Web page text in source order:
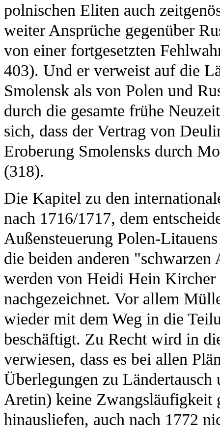
polnischen Eliten auch
weiter Ansprüche gegenüber
von einer fortgesetzten
403). Und er verweist auf die
Smolensk als von Polen und
durch die gesamte frühe
sich, dass der Vertrag von
Eroberung Smolensks durch
(318).
Die Kapitel zu den
nach 1716/1717, dem
Außensteuerung Polen-
die beiden anderen
werden von Heidi Hein
nachgezeichnet. Vor allem
wieder mit dem Weg in die
beschäftigt. Zu Recht wird in
verwiesen, dass es bei allen
Überlegungen zu
Aretin) keine Zwangsläufigkeit
hinausliefen, auch nach 1772